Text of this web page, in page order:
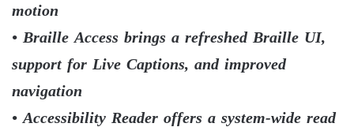
motion
• Braille Access brings a refreshed Braille UI,
support for Live Captions, and improved
navigation
• Accessibility Reader offers a system-wide read